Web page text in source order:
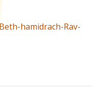
hamidrach-Rav-